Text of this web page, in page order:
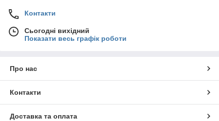
Контакти
Сьогодні вихідний
Показати весь графік роботи
Про нас
Контакти
Доставка та оплата